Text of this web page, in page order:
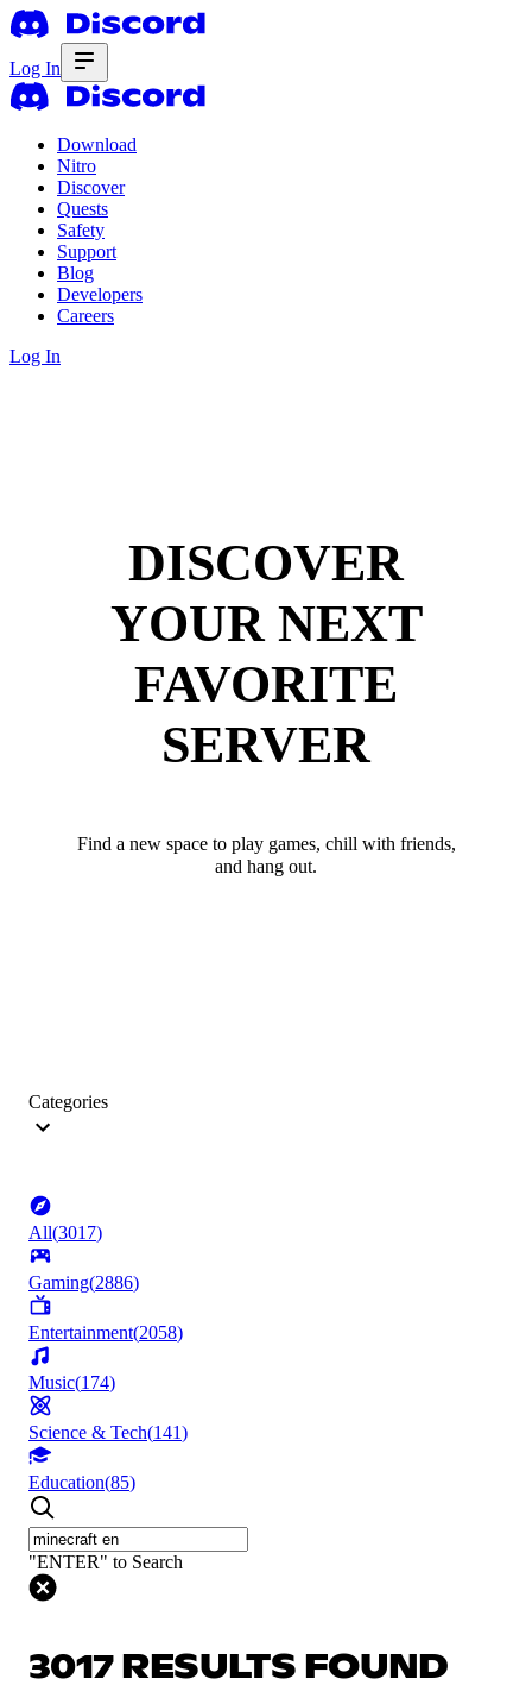
Log In
Download
Nitro
Discover
Quests
Safety
Support
Blog
Developers
Careers
Log In
DISCOVER
YOUR NEXT
FAVORITE
SERVER
Find a new space to play games, chill with friends,
and hang out.
Categories
All(3017)
Gaming(2886)
Entertainment(2058)
Music(174)
Science & Tech(141)
Education(85)
"ENTER" to Search
3017 RESULTS FOUND